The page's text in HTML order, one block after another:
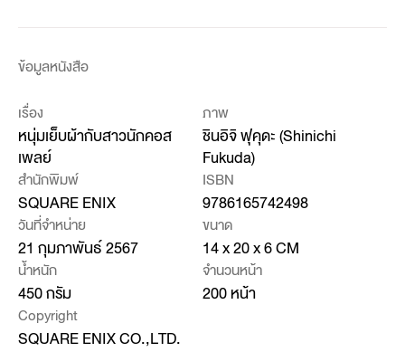
ข้อมูลหนังสือ
เรื่อง
หนุ่มเย็บผ้ากับสาวนักคอส
เพลย์
ภาพ
ชินอิจิ ฟุคุดะ (Shinichi
Fukuda)
สำนักพิมพ์
SQUARE ENIX
ISBN
9786165742498
วันที่จำหน่าย
21 กุมภาพันธ์ 2567
ขนาด
14 x 20 x 6 CM
น้ำหนัก
450 กรัม
จำนวนหน้า
200 หน้า
Copyright
SQUARE ENIX CO.,LTD.